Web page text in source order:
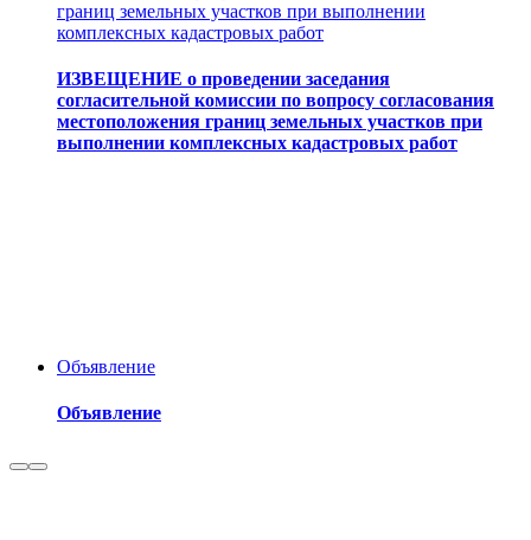
границ земельных участков при выполнении
комплексных кадастровых работ
ИЗВЕЩЕНИЕ о проведении заседания
согласительной комиссии по вопросу согласования
местоположения границ земельных участков при
выполнении комплексных кадастровых работ
Объявление
Объявление